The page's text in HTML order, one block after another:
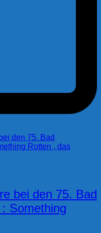
bei den 75. Bad
Something